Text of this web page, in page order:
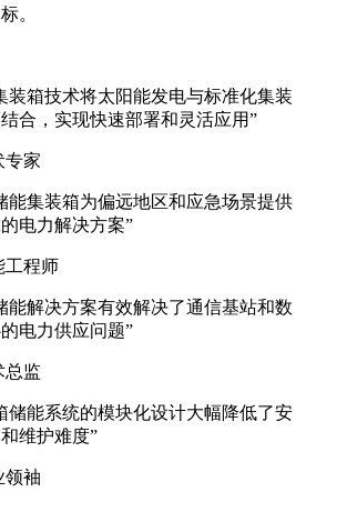
。
装箱技术将太阳能发电与标准化集装
合，实现快速部署和灵活应用”
家
能集装箱为偏远地区和应急场景提供
电力解决方案”
程师
能解决方案有效解决了通信基站和数
电力供应问题”
监
储能系统的模块化设计大幅降低了安
维护难度”
袖